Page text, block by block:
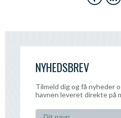
NYHEDSBREV
Tilmeld dig og få nyheder
havnen leveret direkte på